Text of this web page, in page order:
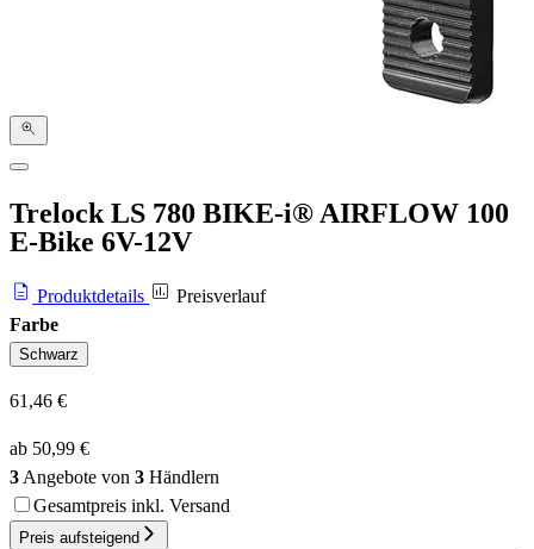
Trelock LS 780 BIKE-i® AIRFLOW 100
E-Bike 6V-12V
Produktdetails
Preisverlauf
Farbe
Schwarz
61,46 €
ab 50,99 €
3 Angebote von 3 Händlern
Gesamtpreis inkl. Versand
Preis aufsteigend